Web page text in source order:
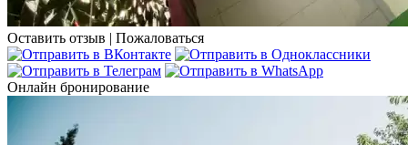
Оставить отзыв | Пожаловаться
Онлайн бронирование